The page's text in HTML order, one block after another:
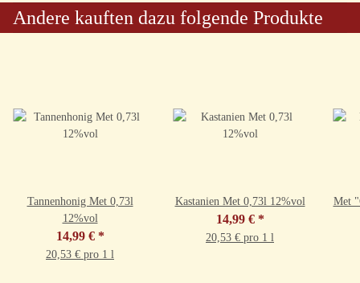
Andere kauften dazu folgende Produkte
Tannenhonig Met 0,73l
12%vol
14,99 € *
20,53 € pro 1 l
Kastanien Met 0,73l 12%vol
14,99 € *
20,53 € pro 1 l
Met